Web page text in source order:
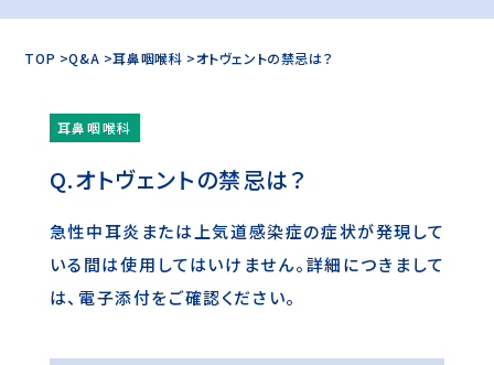
TOP Q&A 耳鼻咽喉科 オトヴェントの禁忌は？
耳鼻咽喉科
オトヴェントの禁忌は？
急性中耳炎または上気道感染症の症状が発現して
いる間は使用してはいけません。詳細につきまして
は、電子添付をご確認ください。